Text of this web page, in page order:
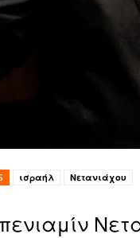
ισραήλ Νετανιάχου